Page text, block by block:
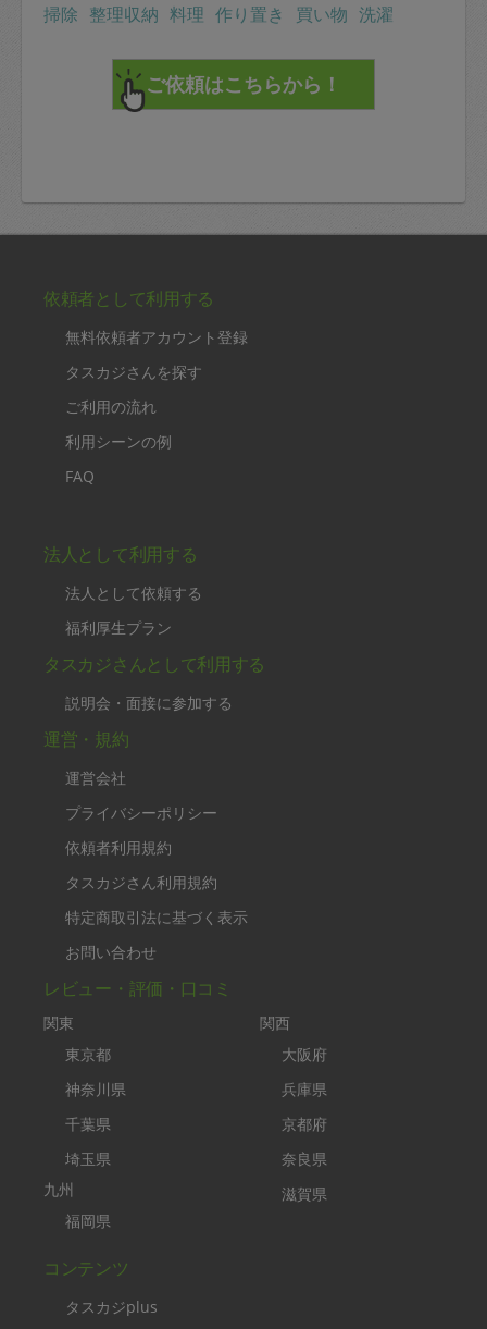
掃除 整理収納 料理 作り置き 買い物 洗濯
依頼者として利用する
無料依頼者アカウント登録
タスカジさんを探す
ご利用の流れ
利用シーンの例
FAQ
法人として利用する
法人として依頼する
福利厚生プラン
タスカジさんとして利用する
説明会・面接に参加する
運営・規約
運営会社
プライバシーポリシー
依頼者利用規約
タスカジさん利用規約
特定商取引法に基づく表示
お問い合わせ
レビュー・評価・口コミ
関東
東京都
神奈川県
千葉県
埼玉県
九州
福岡県
関西
大阪府
兵庫県
京都府
奈良県
滋賀県
コンテンツ
タスカジplus